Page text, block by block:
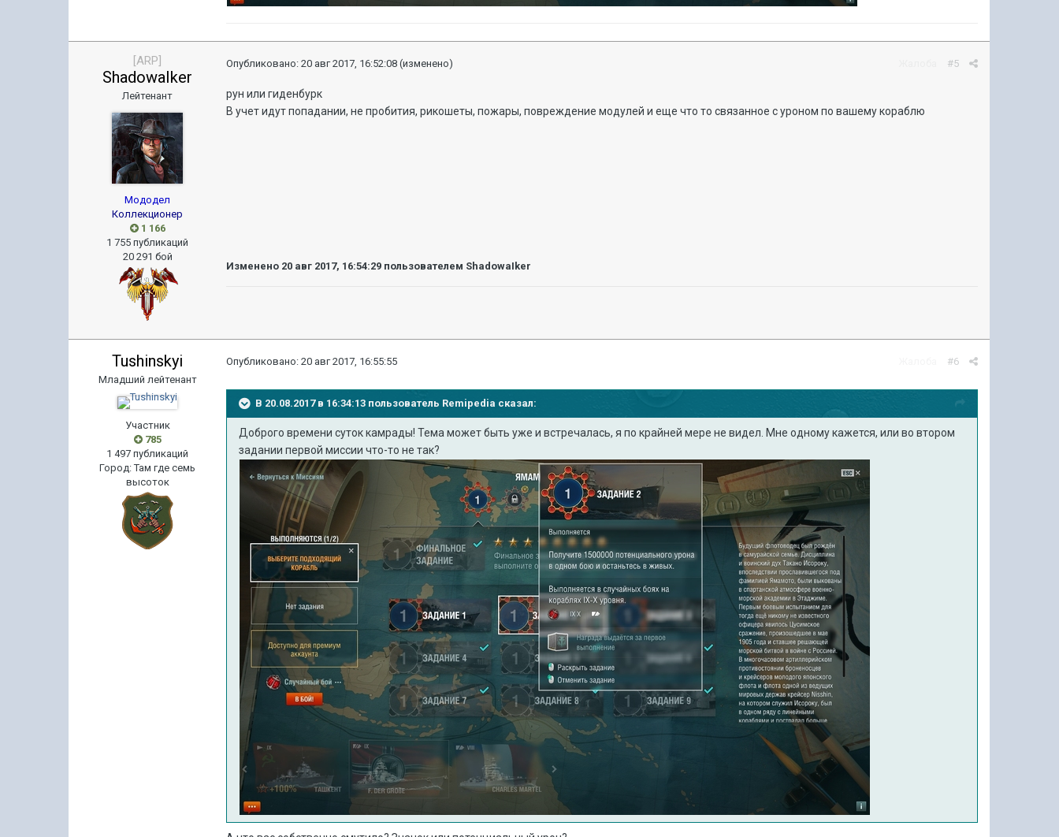
[ARP]
ShadowaIker
Лейтенант
Мододел
Коллекционер
1 166
1 755 публикаций
20 291 бой
#5
Опубликовано:20 авг 2017, 16:52:08 (изменено)
рун или гиденбурк
В учет идут попадании, не пробития, рикошеты, пожары, повреждение модулей и еще что то связанное с уроном по вашему кораблю
Изменено 20 авг 2017, 16:54:29 пользователем ShadowaIker
Tushinskyi
Младший лейтенант
Участник
785
1 497 публикаций
Город:Там где семь
высоток
#6
Опубликовано:20 авг 2017, 16:55:55
В 20.08.2017 в 16:34:13 пользователь Remipedia сказал:
Доброго времени суток камрады! Тема может быть уже и встречалась, я по крайней мере не видел. Мне одному кажется, или во втором
задании первой миссии что-то не так?